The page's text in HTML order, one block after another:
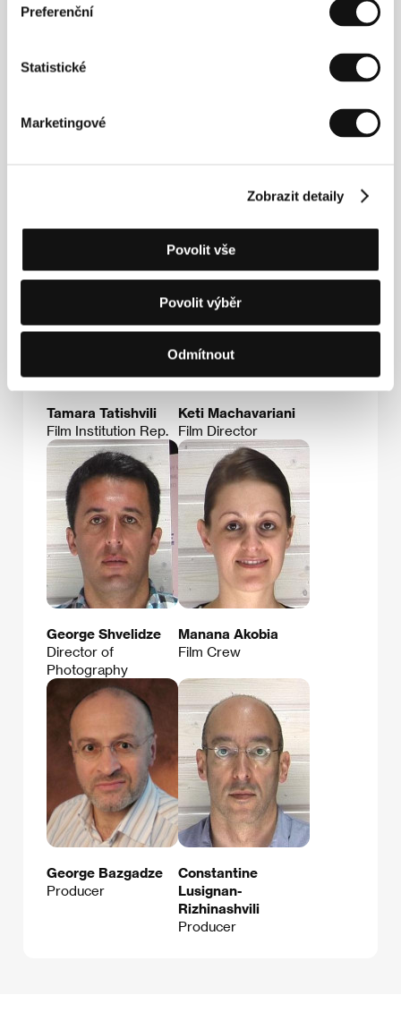
Preferenční
Statistické
Marketingové
Zobrazit detaily
Povolit vše
Povolit výběr
Odmítnout
Kontakty
4, Niagvari, , Tbilisi
E-mail:
gia.bazgadze@operadesign.ge
Tamara Tatishvili
Film Institution Rep.
Keti Machavariani
Film Director
George Shvelidze
Director of
Photography
Manana Akobia
Film Crew
George Bazgadze
Producer
Constantine
Lusignan-
Rizhinashvili
Producer